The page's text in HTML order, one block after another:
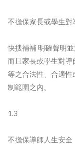
不擔保家長或學生
快搜補補 明確聲明
而且家長或學生對
等之合法性、合適
制範圍之內。
1.3
不擔保導師人生安全